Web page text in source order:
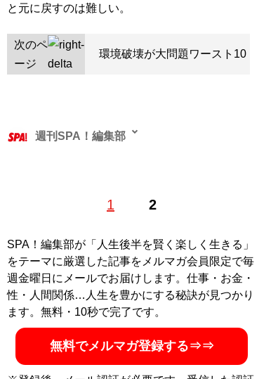
と元に戻すのは難しい。
次のペ
ージ
環境破壊が大問題ワースト10
1 2
週刊SPA！編集部
SPA！編集部が「人生後半を賢く楽しく生きる」
をテーマに厳選した記事をメルマガ会員限定で毎
週金曜日にメールでお届けします。仕事・お金・
性・人間関係…人生を豊かにする秘訣が見つかり
ます。無料・10秒で完了です。
無料でメルマガ登録する⇒⇒